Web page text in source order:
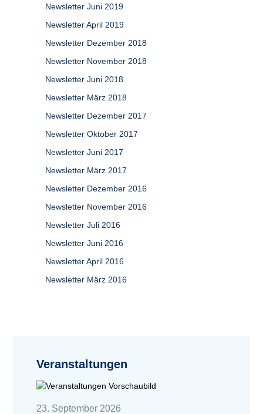
Newsletter Juni 2019
Newsletter April 2019
Newsletter Dezember 2018
Newsletter November 2018
Newsletter Juni 2018
Newsletter März 2018
Newsletter Dezember 2017
Newsletter Oktober 2017
Newsletter Juni 2017
Newsletter März 2017
Newsletter Dezember 2016
Newsletter November 2016
Newsletter Juli 2016
Newsletter Juni 2016
Newsletter April 2016
Newsletter März 2016
Veranstaltungen
23. September 2026